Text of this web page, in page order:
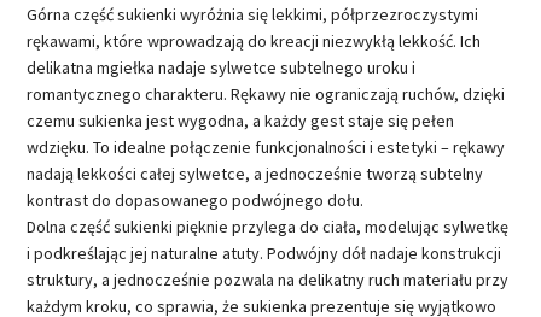
Górna część sukienki wyróżnia się lekkimi, półprzezroczystymi
rękawami, które wprowadzają do kreacji niezwykłą lekkość. Ich
delikatna mgiełka nadaje sylwetce subtelnego uroku i
romantycznego charakteru. Rękawy nie ograniczają ruchów, dzięki
czemu sukienka jest wygodna, a każdy gest staje się pełen
wdzięku. To idealne połączenie funkcjonalności i estetyki – rękawy
nadają lekkości całej sylwetce, a jednocześnie tworzą subtelny
kontrast do dopasowanego podwójnego dołu.
Dolna część sukienki pięknie przylega do ciała, modelując sylwetkę
i podkreślając jej naturalne atuty. Podwójny dół nadaje konstrukcji
struktury, a jednocześnie pozwala na delikatny ruch materiału przy
każdym kroku, co sprawia, że sukienka prezentuje się wyjątkowo